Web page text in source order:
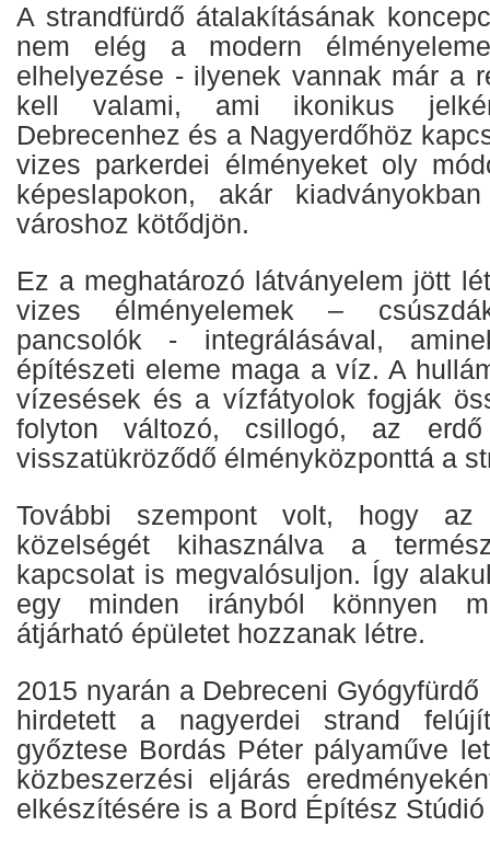
A strandfürdő átalakításának
nem elég a modern
elhelyezése - ilyenek vannak már a
kell valami, ami ikonikus
Debrecenhez és a Nagyerdőhöz
vizes parkerdei élményeket oly
képeslapokon, akár
városhoz kötődjön.
Ez a meghatározó látványelem jött
vizes élményelemek –
pancsolók - integrálásával,
építészeti eleme maga a víz. A
vízesések és a vízfátyolok fogják
folyton változó, csillogó, az
visszatükröződő élményközponttá a
További szempont volt, hogy
közelségét kihasználva a
kapcsolat is megvalósuljon. Így
egy minden irányból könnyen
átjárható épületet hozzanak létre.
2015 nyarán a Debreceni
hirdetett a nagyerdei strand
győztese Bordás Péter pályaműve
közbeszerzési eljárás
elkészítésére is a Bord Építész